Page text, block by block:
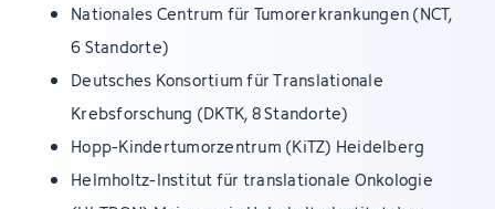
Nationales Centrum für Tumorerkrankungen (NCT,
6 Standorte)
Deutsches Konsortium für Translationale
Krebsforschung (DKTK, 8 Standorte)
Hopp-Kindertumorzentrum (KiTZ) Heidelberg
Helmholtz-Institut für translationale Onkologie